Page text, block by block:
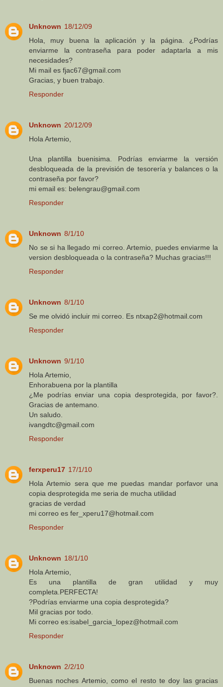
Unknown 18/12/09
Hola, muy buena la aplicación y la página. ¿Podrías
enviarme la contraseña para poder adaptarla a mis
necesidades?
Mi mail es fjac67@gmail.com
Gracias, y buen trabajo.
Responder
Unknown 20/12/09
Hola Artemio,
Una plantilla buenisima. Podrías enviarme la versión
desbloqueada de la previsión de tesorería y balances o la
contraseña por favor?
mi email es: belengrau@gmail.com
Responder
Unknown 8/1/10
No se si ha llegado mi correo. Artemio, puedes enviarme la
version desbloqueada o la contraseña? Muchas gracias!!!
Responder
Unknown 8/1/10
Se me olvidó incluir mi correo. Es ntxap2@hotmail.com
Responder
Unknown 9/1/10
Hola Artemio,
Enhorabuena por la plantilla
¿Me podrías enviar una copia desprotegida, por favor?.
Gracias de antemano.
Un saludo.
ivangdtc@gmail.com
Responder
ferxperu17 17/1/10
Hola Artemio sera que me puedas mandar porfavor una
copia desprotegida me seria de mucha utilidad
gracias de verdad
mi correo es fer_xperu17@hotmail.com
Responder
Unknown 18/1/10
Hola Artemio,
Es una plantilla de gran utilidad y muy
completa.PERFECTA!
?Podrías enviarme una copia desprotegida?
Mil gracias por todo.
Mi correo es:isabel_garcia_lopez@hotmail.com
Responder
Unknown 2/2/10
Buenas noches Artemio, como el resto te doy las gracias